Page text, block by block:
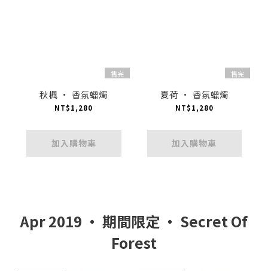
售完
秋楓 · 香氛蠟燭
NT$1,280
加入購物車
售完
夏荷 · 香氛蠟燭
NT$1,280
加入購物車
Apr 2019 ‧ 期間限定 ‧ Secret Of
Forest